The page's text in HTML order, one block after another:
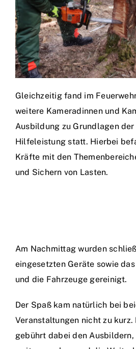
Gleichzeitig fand im
weitere Kameradinnen und
Ausbildung zu Grundlagen
Hilfeleistung statt. Hierbei
Kräfte mit den
und Sichern von Lasten.
Am Nachmittag wurden
eingesetzten Geräte sowie
und die Fahrzeuge gereinigt.
Der Spaß kam natürlich bei
Veranstaltungen nicht zu kurz.
gebührt dabei den Ausbildern,